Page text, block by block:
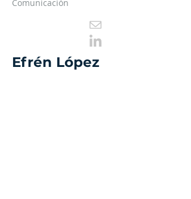
Comunicación
Efrén López